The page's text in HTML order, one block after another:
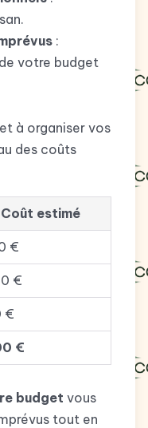
:
votre budget
à organiser vos
des coûts
Coût estimé
€
€
€
€
budget vous
tout en